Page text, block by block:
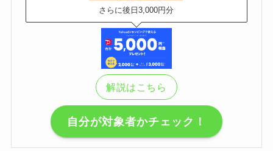
さらに後日3,000円分
解説はこちら
自分が対象者かチェック！